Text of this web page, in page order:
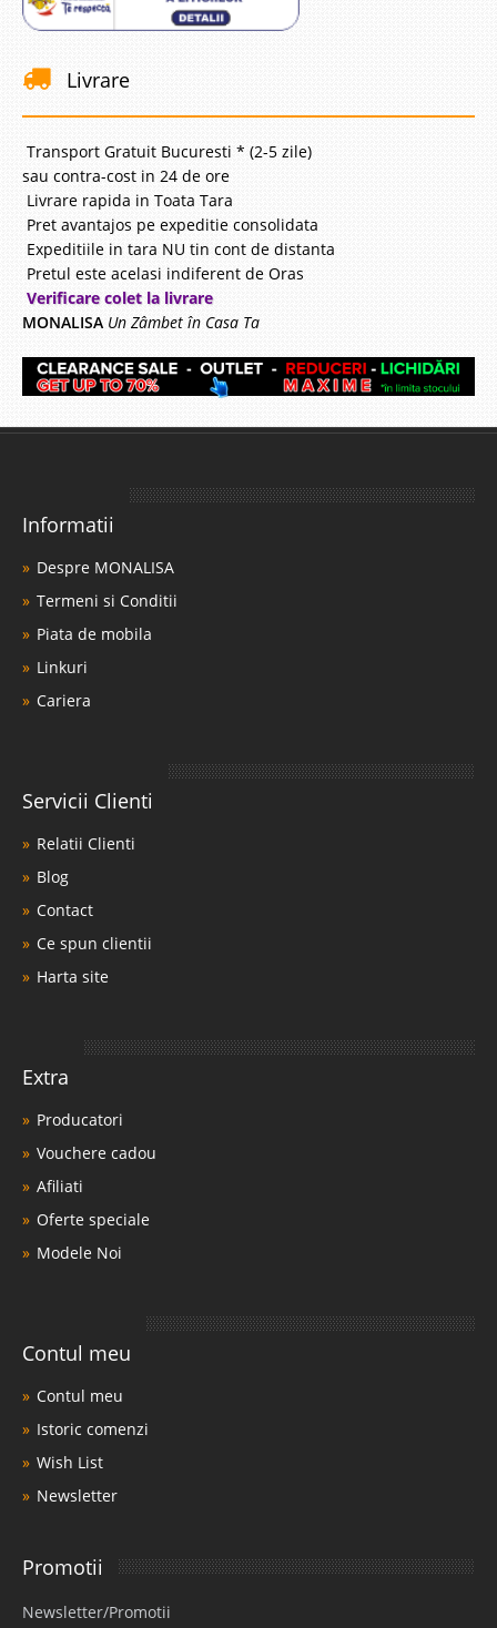
Livrare
Transport Gratuit Bucuresti * (2-5 zile)
sau contra-cost in 24 de ore
Livrare rapida in Toata Tara
Pret avantajos pe expeditie consolidata
Expeditiile in tara NU tin cont de distanta
Pretul este acelasi indiferent de Oras
Verificare colet la livrare
MONALISA Un Zâmbet în Casa Ta
Informatii
Despre MONALISA
Termeni si Conditii
Piata de mobila
Linkuri
Cariera
Servicii Clienti
Relatii Clienti
Blog
Contact
Ce spun clientii
Harta site
Extra
Producatori
Vouchere cadou
Afiliati
Oferte speciale
Modele Noi
Contul meu
Contul meu
Istoric comenzi
Wish List
Newsletter
Promotii
Newsletter/Promotii